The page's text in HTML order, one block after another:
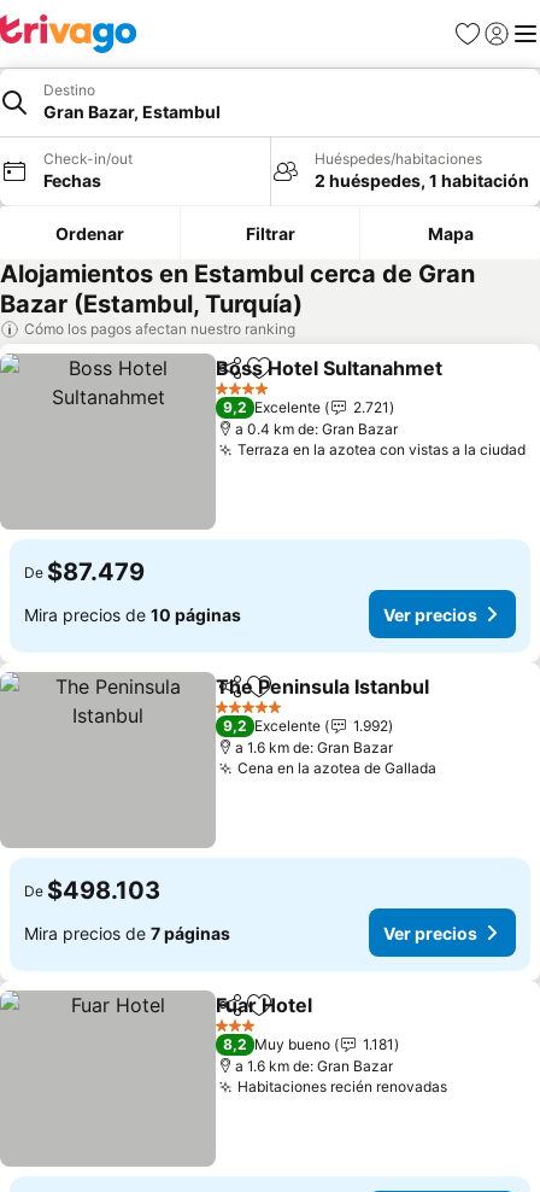
Favoritos
Iniciar
Destino
Gran Bazar, Estambul
Check-in/out
Fechas
Huéspedes/habitaciones
2 huéspedes, 1 habitación
Ordenar Filtrar Mapa
Alojamientos en Estambul cerca de Gran
Bazar (Estambul, Turquía)
Cómo los pagos afectan nuestro ranking
CompartirAgregar a favoritos
Boss Hotel Sultanahmet
4 Estrellas
9,2 Excelente
2.721
a 0.4 km de: Gran Bazar
Terraza en la azotea con vistas a la ciudad
De $87.479
Mira precios de 10 páginas Ver precios
Compartir
Agregar a favoritos
The Peninsula Istanbul
5 Estrellas
9,2 Excelente
1.992
a 1.6 km de: Gran Bazar
Cena en la azotea de Gallada
De $498.103
Mira precios de 7 páginas Ver precios
CompartirAgregar a favoritos
Fuar Hotel
3 Estrellas
8,2 Muy bueno
1.181
a 1.6 km de: Gran Bazar
Habitaciones recién renovadasVer